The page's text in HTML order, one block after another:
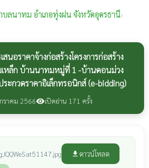
บลนาทม อำเภอทุ่งฝน จังหวัดอุดรธานี›
นอราคาจ้างก่อสร้างโครงการก่อสร้าง
หล็ก บ้านนาทมหมู่ที่ 1 -บ้านดอนม่วง
ระกวดราคาอิเล็กทรอนิกส์ (e-bidding)
ราคม 2566visibilityเปิดอ่าน 171 ครั้ง
file_download ดาวน์โหลด